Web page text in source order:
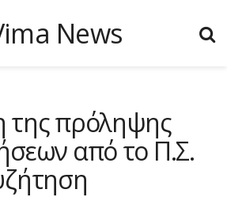
της πρόληψης
από το Π.Σ.